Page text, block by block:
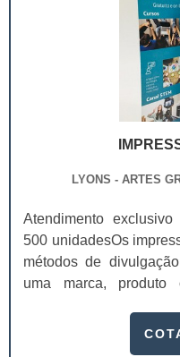
LYONS - ARTES
Atendimento
500 unidadesOs
métodos de
uma marca,
que, pela variedade,